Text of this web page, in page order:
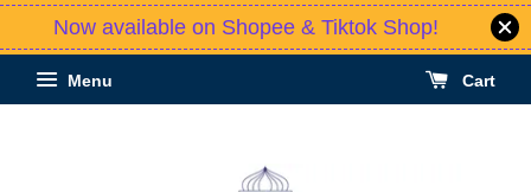
Now available on Shopee & Tiktok Shop!
Menu Cart